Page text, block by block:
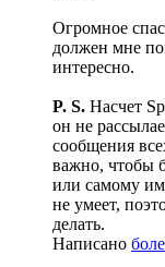
Огромное
должен мне
интересно.
P. S. Насчет
он не
сообщения
важно, чтобы
или самому
не умеет,
делать.
Написано